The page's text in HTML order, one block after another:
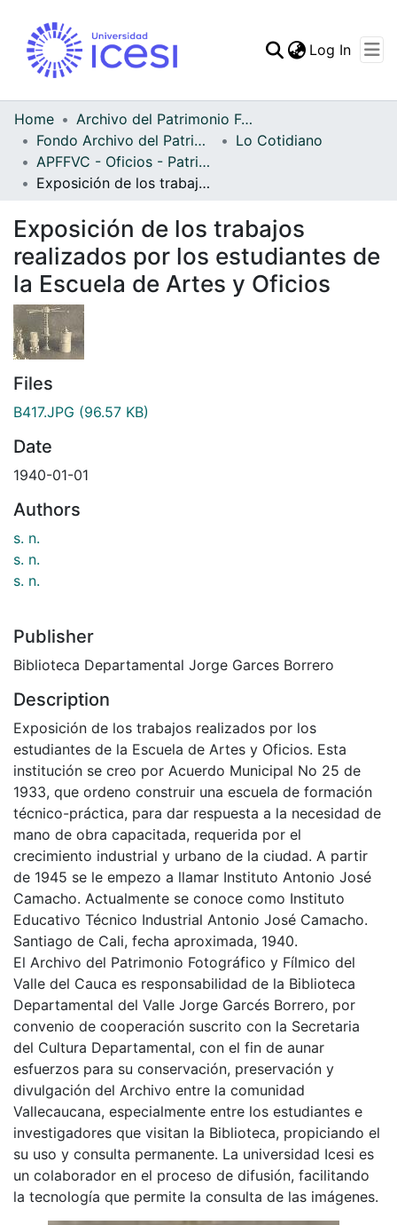
Statistics
Log In
Home
Archivo del Patrimonio Fotográfico y Fílmico del Valle del Cauca
Fondo Archivo del Patrimonio Fotográfico y Fílmico del Valle del Cauca
Lo Cotidiano
APFFVC - Oficios - Patrimonial
Exposición de los trabajos realizados por los estudiantes de la Escuela de Artes y Oficios
Exposición de los trabajos
realizados por los estudiantes de
la Escuela de Artes y Oficios
Files
B417.JPG (96.57 KB)
Date
1940-01-01
Authors
s. n.
s. n.
s. n.
Publisher
Biblioteca Departamental Jorge Garces Borrero
Description
Exposición de los trabajos realizados por los
estudiantes de la Escuela de Artes y Oficios. Esta
institución se creo por Acuerdo Municipal No 25 de
1933, que ordeno construir una escuela de formación
técnico-práctica, para dar respuesta a la necesidad de
mano de obra capacitada, requerida por el
crecimiento industrial y urbano de la ciudad. A partir
de 1945 se le empezo a llamar Instituto Antonio José
Camacho. Actualmente se conoce como Instituto
Educativo Técnico Industrial Antonio José Camacho.
Santiago de Cali, fecha aproximada, 1940.
El Archivo del Patrimonio Fotográfico y Fílmico del
Valle del Cauca es responsabilidad de la Biblioteca
Departamental del Valle Jorge Garcés Borrero, por
convenio de cooperación suscrito con la Secretaria
del Cultura Departamental, con el fin de aunar
esfuerzos para su conservación, preservación y
divulgación del Archivo entre la comunidad
Vallecaucana, especialmente entre los estudiantes e
investigadores que visitan la Biblioteca, propiciando el
su uso y consulta permanente. La universidad Icesi es
un colaborador en el proceso de difusión, facilitando
la tecnología que permite la consulta de las imágenes.